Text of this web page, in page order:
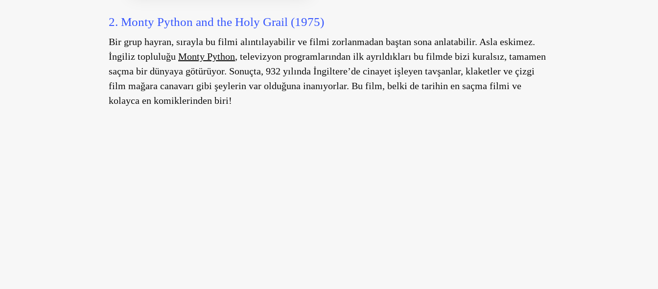
2. Monty Python and the Holy Grail (1975)
Bir grup hayran, sırayla bu filmi alıntılayabilir ve filmi zorlanmadan baştan sona anlatabilir. Asla eskimez.
İngiliz topluluğu Monty Python, televizyon programlarından ilk ayrıldıkları bu filmde bizi kuralsız, tamamen
saçma bir dünyaya götürüyor. Sonuçta, 932 yılında İngiltere’de cinayet işleyen tavşanlar, klaketler ve çizgi
film mağara canavarı gibi şeylerin var olduğuna inanıyorlar. Bu film, belki de tarihin en saçma filmi ve
kolayca en komiklerinden biri!